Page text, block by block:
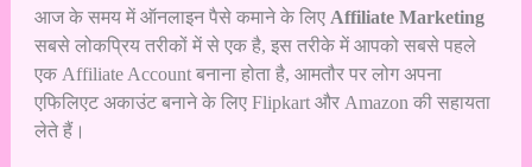
आज के समय में ऑनलाइन पैसे कमाने के लिए Affiliate Marketing
सबसे लोकप्रिय तरीकों में से एक है, इस तरीके में आपको सबसे पहले
एक Affiliate Account बनाना होता है, आमतौर पर लोग अपना
एफिलिएट अकाउंट बनाने के लिए Flipkart और Amazon की सहायता
लेते हैं।